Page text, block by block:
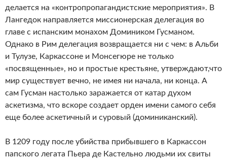
делается на «контропропагандистские мероприятия». В
Лангедок направляется миссионерская делегация во
главе с испанским монахом Домиником Гусманом.
Однако в Рим делегация возвращается ни с чем: в Альби
и Тулузе, Каркассоне и Монсегюре не только
«посвященные», но и простые крестьяне, утверждают,что
мир существует вечно, не имея ни начала, ни конца. А
сам Гусман настолько заражается от катар духом
аскетизма, что вскоре создает орден имени самого себя
еще более аскетичный и суровый (доминиканский).
В 1209 году после убийства прибывшего в Каркассон
папского легата Пьера де Кастельно людьми их свиты